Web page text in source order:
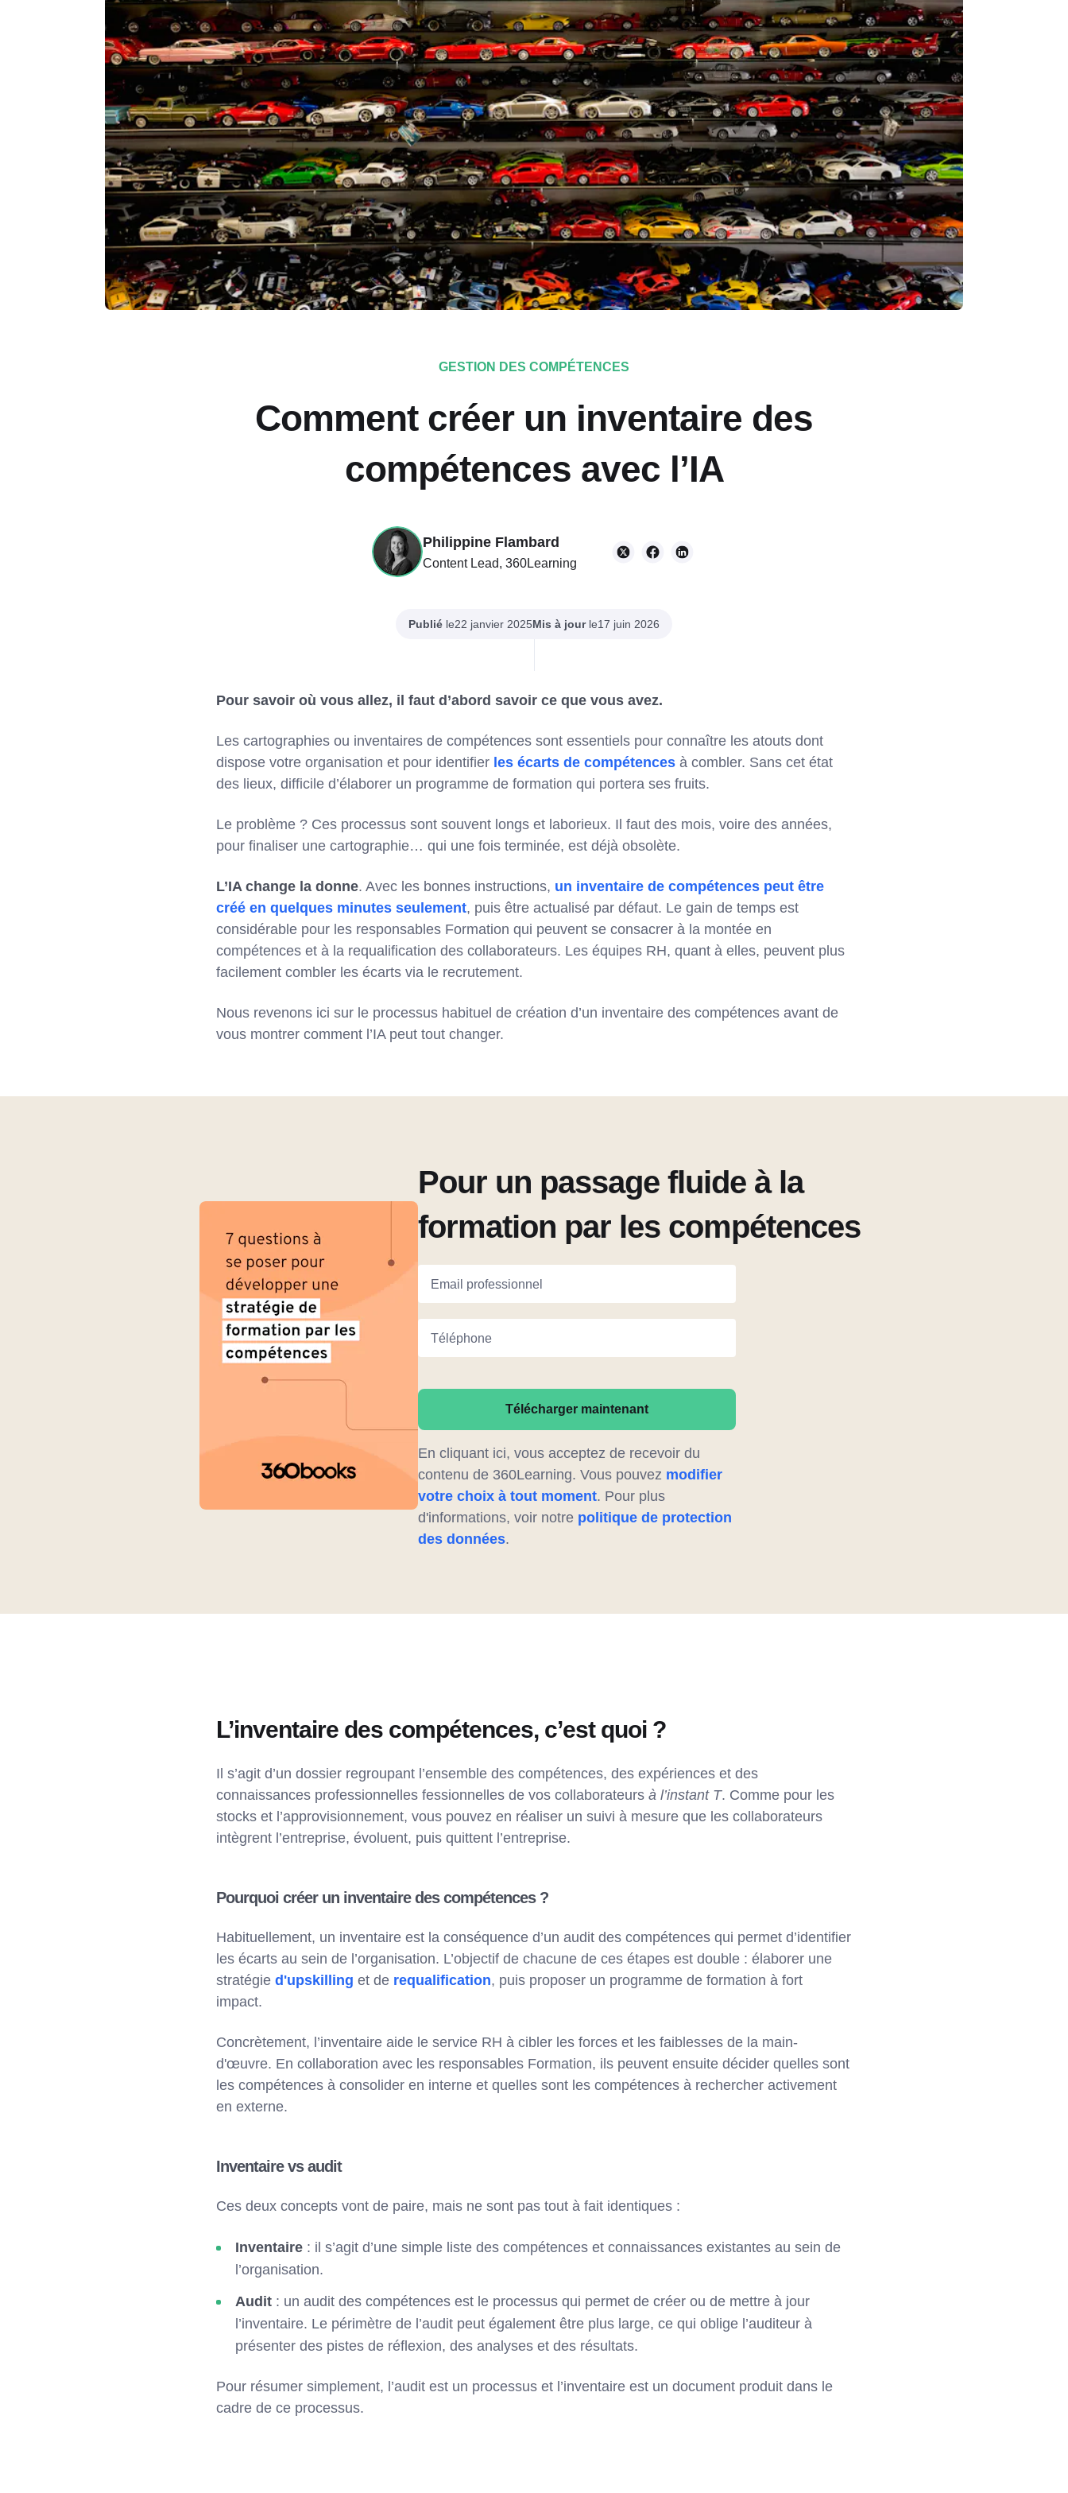
GESTION DES COMPÉTENCES
Comment créer un inventaire des
compétences avec l’IA
Philippine Flambard
Content Lead, 360Learning
Publié le22 janvier 2025Mis à jourle17 juin 2026
Pour savoir où vous allez, il faut d’abord savoir ce que vous avez.
Les cartographies ou inventaires de compétences sont essentiels pour connaître les atouts dont
dispose votre organisation et pour identifier les écarts de compétences à combler. Sans cet état
des lieux, difficile d’élaborer un programme de formation qui portera ses fruits.
Le problème ? Ces processus sont souvent longs et laborieux. Il faut des mois, voire des années,
pour finaliser une cartographie… qui une fois terminée, est déjà obsolète.
L’IA change la donne. Avec les bonnes instructions, un inventaire de compétences peut être
créé en quelques minutes seulement, puis être actualisé par défaut. Le gain de temps est
considérable pour les responsables Formation qui peuvent se consacrer à la montée en
compétences et à la requalification des collaborateurs. Les équipes RH, quant à elles, peuvent plus
facilement combler les écarts via le recrutement.
Nous revenons ici sur le processus habituel de création d’un inventaire des compétences avant de
vous montrer comment l’IA peut tout changer.
Pour un passage fluide à la
formation par les compétences
Email professionnel
Téléphone
Télécharger maintenant
En cliquant ici, vous acceptez de recevoir du
contenu de 360Learning. Vous pouvez modifier
votre choix à tout moment. Pour plus
d'informations, voir notre politique de protection
des données.
L’inventaire des compétences, c’est quoi ?
Il s’agit d’un dossier regroupant l’ensemble des compétences, des expériences et des
connaissances professionnelles fessionnelles de vos collaborateurs à l’instant T. Comme pour les
stocks et l’approvisionnement, vous pouvez en réaliser un suivi à mesure que les collaborateurs
intègrent l’entreprise, évoluent, puis quittent l’entreprise.
Pourquoi créer un inventaire des compétences ?
Habituellement, un inventaire est la conséquence d’un audit des compétences qui permet d’identifier
les écarts au sein de l’organisation. L’objectif de chacune de ces étapes est double : élaborer une
stratégie d'upskilling et de requalification, puis proposer un programme de formation à fort
impact.
Concrètement, l’inventaire aide le service RH à cibler les forces et les faiblesses de la main-
d'œuvre. En collaboration avec les responsables Formation, ils peuvent ensuite décider quelles sont
les compétences à consolider en interne et quelles sont les compétences à rechercher activement
en externe.
Inventaire vs audit
Ces deux concepts vont de paire, mais ne sont pas tout à fait identiques :
Inventaire : il s’agit d’une simple liste des compétences et connaissances existantes au sein de
l’organisation.
Audit : un audit des compétences est le processus qui permet de créer ou de mettre à jour
l’inventaire. Le périmètre de l’audit peut également être plus large, ce qui oblige l’auditeur à
présenter des pistes de réflexion, des analyses et des résultats.
Pour résumer simplement, l’audit est un processus et l’inventaire est un document produit dans le
cadre de ce processus.